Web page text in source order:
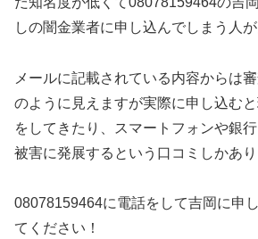
しの闇金業者に申し込んでしまう人が
メールに記載されている内容からは
のように見えますが実際に申し込む
をしてきたり、スマートフォンや銀
被害に発展するという口コミしかあり
08078159464に電話をして吉岡に申
てください！